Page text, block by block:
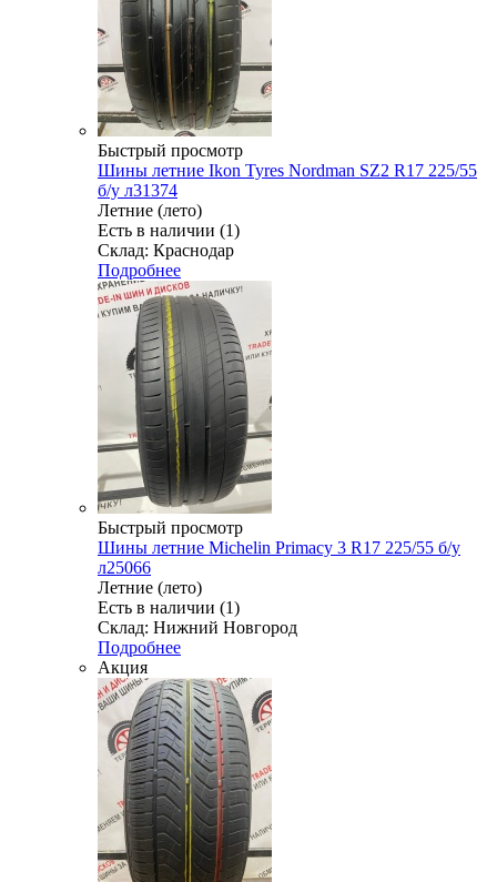
Быстрый просмотр
Шины летние Ikon Tyres Nordman SZ2 R17 225/55
б/у л31374
Летние (лето)
Есть в наличии (1)
Склад: Краснодар
Подробнее
Быстрый просмотр
Шины летние Michelin Primacy 3 R17 225/55 б/у
л25066
Летние (лето)
Есть в наличии (1)
Склад: Нижний Новгород
Подробнее
Акция